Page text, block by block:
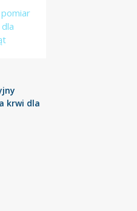
krwi dla